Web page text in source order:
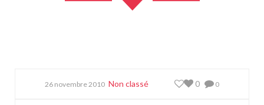
26 novembre 2010 Non classé 0
0